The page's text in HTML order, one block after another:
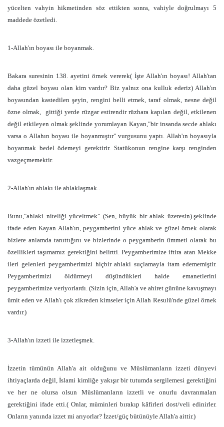
yücelten vahyin hikmetinden söz ettikten sonra, vahiyle doğrulmayı 5
maddede özetledi.
1-Allah'ın boyası ile boyanmak.
Bakara suresinin 138. ayetini örnek vererek( İşte Allah'ın boyası! Allah'tan
daha güzel boyası olan kim vardır? Biz yalnız ona kulluk ederiz) Allah'ın
boyasından kastedilen şeyin, rengini belli etmek, taraf olmak, nesne değil
özne olmak, gittiği yerde rüzgar estirendir rüzhara kapılan değil, etkilenen
değil etkileyen olmak şeklinde yorumlayan Kayan,"bir insanda secde ahlakı
varsa o Allahın boyası ile boyanmıştır" vurgusunu yaptı. Allah'ın boyasıyla
boyanmak bedel ödemeyi gerektirir. Statükonun rengine karşı renginden
vazgeçmemektir.
2-Allah'ın ahlakı ile ahlaklaşmak..
Bunu,"ahlaki niteliği yüceltmek" (Sen, büyük bir ahlak üzeresin).şeklinde
ifade eden Kayan Allah'ın, peygamberini yüce ahlak ve güzel örnek olarak
bizlere anlamda tanıttığını ve bizlerinde o peygamberin ümmeti olarak bu
özellikleri taşımamız gerektiğini belirtti. Peygamberimize iftira atan Mekke
ileri gelenleri peygamberimizi hiçbir ahlaki suçlamayla itam edememiştir.
Peygamberimizi öldürmeyi düşündükleri halde emanetlerini
peygamberimize veriyorlardı. (Sizin için, Allah'a ve ahiret gününe kavuşmayı
ümit eden ve Allah'ı çok zikreden kimseler için Allah Resulü'nde güzel örnek
vardır.)
3-Allah'ın izzeti ile izzetleşmek.
İzzetin tümünün Allah'a ait olduğunu ve Müslümanların izzeti dünyevi
ihtiyaçlarda değil, İslami kimliğe yakışır bir tutumda sergilemesi gerektiğini
ve her ne olursa olsun Müslümanların izzetli ve onurlu davranmaları
gerektiğini ifade etti.( Onlar, müminleri bırakıp kâfirleri dost/veli edinirler.
Onların yanında izzet mi arıyorlar? İzzet/güç bütünüyle Allah'a aittir.)